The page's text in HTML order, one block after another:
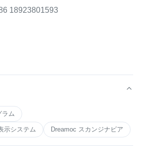
18923801593
ラム
示システム Dreamoc スカンジナビア